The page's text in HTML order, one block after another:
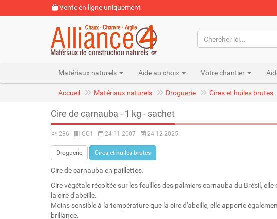
Vente en ligne uniquement
Matériaux naturels Aide au choix Votre chantier
Accueil Matériaux naturels Droguerie Cires et huiles brutes
Cire de carnauba - 1 kg - sachet
286 CC1 24-11-2007 24-12-2025
Droguerie Cires et huiles brutes
Cire de carnauba en paillettes.
Cire végétale récoltée sur les feuilles des palmiers carnauba du Brésil, elle
la cire d'abeille.
Moins sensible à la température que la cire d'abeille, elle apporte
brillance.